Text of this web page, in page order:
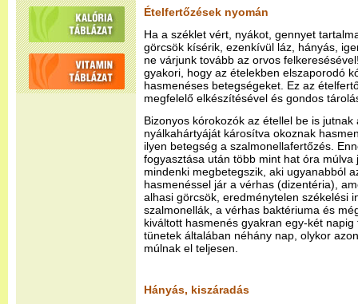
Ételfertőzések nyomán
Ha a széklet vért, nyákot, gennyet
görcsök kísérik, ezenkívül láz, hányás,
ne várjunk tovább az orvos
gyakori, hogy az ételekben elszaporodó
hasmenéses betegségeket. Ez az
megfelelő elkészítésével és gondos
Bizonyos kórokozók az étellel be is
nyálkahártyáját károsítva okoznak
ilyen betegség a szalmonellafertőzés.
fogyasztása után több mint hat óra múlva
mindenki megbetegszik, aki ugyanabból
hasmenéssel jár a vérhas (dizentéria),
alhasi görcsök, eredménytelen székelési
szalmonellák, a vérhas baktériuma és
kiváltott hasmenés gyakran egy-két
tünetek általában néhány nap, olykor
múlnak el teljesen.
Hányás, kiszáradás